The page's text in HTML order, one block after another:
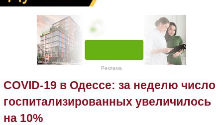
Реклама
COVID-19 в Одессе: за неделю число
госпитализированных увеличилось
на 10%